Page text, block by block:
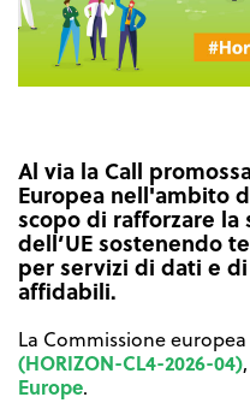
Al via la Call
Europea nell'ambito
scopo di rafforzare
dell’UE sostenendo
per servizi di dati e
affidabili.
La Commissione
(HORIZON-CL4-2026-04)
Europe.